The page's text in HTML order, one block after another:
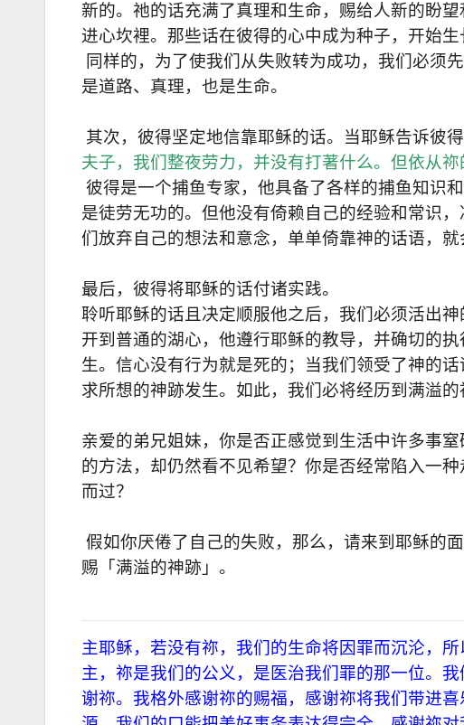
新的。祂的话充满了真理和生命，赐给人新的盼
进心坎裡。那些话在彼得的心中成为种子，开始生
同样的，为了使我们从失败转为成功，我们必须
是道路、真理，也是生命。
其次，彼得坚定地信靠耶稣的话。当耶稣告诉彼
夫子，我们整夜劳力，并没有打著什么。但依从祢
彼得是一个捕鱼专家，他具备了各样的捕鱼知识
是徒劳无功的。但他没有倚赖自己的经验和常识
们放弃自己的想法和意念，单单倚靠神的话语，就
最后，彼得将耶稣的话付诸实践。
聆听耶稣的话且决定顺服他之后，我们必须活出
开到普通的湖心，他遵行耶稣的教导，并确切的
生。信心没有行为就是死的；当我们领受了神的
求所想的神跡发生。如此，我们必将经历到满溢的
亲爱的弟兄姐妹，你是否正感觉到生活中许多事
的方法，却仍然看不见希望？你是否经常陷入一
而过？
假如你厌倦了自己的失败，那么，请来到耶稣的
赐「满溢的神跡」。
主耶稣，若没有祢，我们的生命将因罪而沉沦，
主，祢是我们的公义，是医治我们罪的那一位。我
谢祢。我格外感谢祢的赐福，感谢祢将我们带进喜